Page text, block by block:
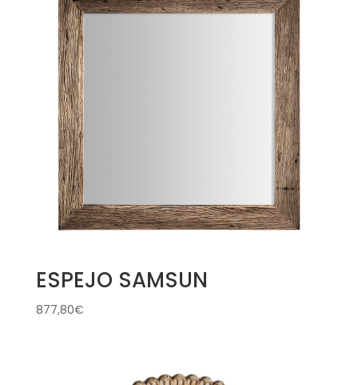
ESPEJO SAMSUN
877,80€